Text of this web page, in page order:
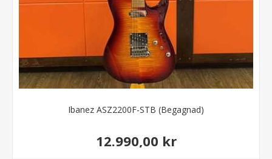
Ibanez ASZ2200F-STB (Begagnad)
12.990,00 kr